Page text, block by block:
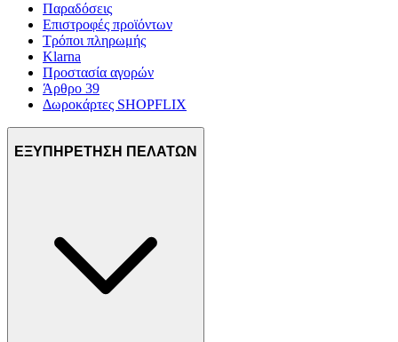
Παραδόσεις
Επιστροφές προϊόντων
Τρόποι πληρωμής
Klarna
Προστασία αγορών
Άρθρο 39
Δωροκάρτες SHOPFLIX
ΕΞΥΠΗΡΕΤΗΣΗ ΠΕΛΑΤΩΝ